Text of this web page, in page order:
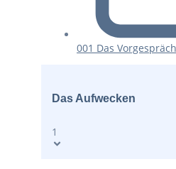
001 Das
Das Aufwecken
1